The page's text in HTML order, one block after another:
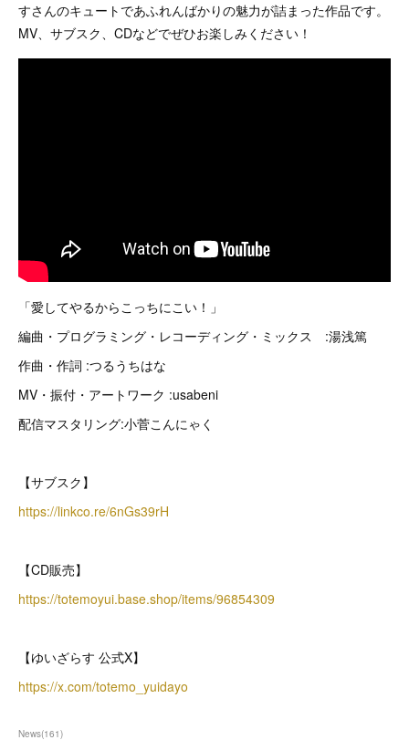
すさんのキュートであふれんばかりの魅力が詰まった作品です。
MV、サブスク、CDなどでぜひお楽しみください！
「愛してやるからこっちにこい！」
編曲・プログラミング・レコーディング・ミックス :湯浅篤
作曲・作詞 :つるうちはな
MV・振付・アートワーク :usabeni
配信マスタリング:小菅こんにゃく
【サブスク】
https://linkco.re/6nGs39rH
【CD販売】
https://totemoyui.base.shop/items/96854309
【ゆいざらす 公式X】
https://x.com/totemo_yuidayo
News(161)